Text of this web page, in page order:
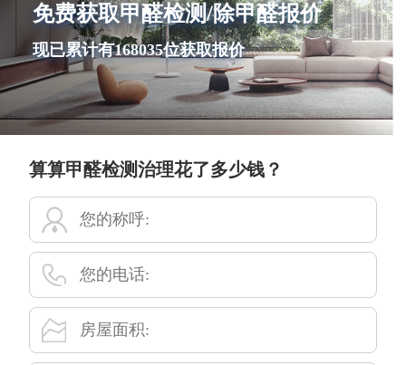
免费获取甲醛检测/除甲醛报价
现已累计有168035位获取报价
算算甲醛检测治理花了多少钱？